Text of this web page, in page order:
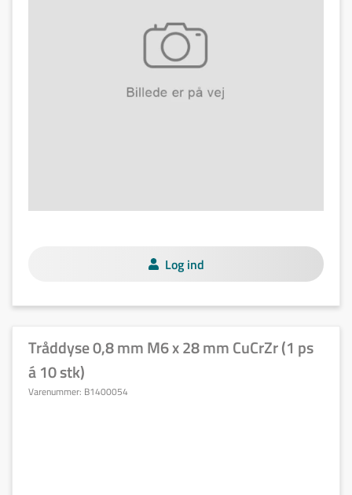
Log ind
Tråddyse 0,8 mm M6 x 28 mm CuCrZr (1 ps
á 10 stk)
Varenummer: B1400054